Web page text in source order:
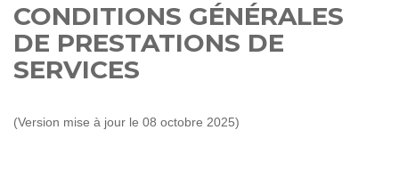
CONDITIONS GÉNÉRALES
DE PRESTATIONS DE
SERVICES
(Version mise à jour le 08 octobre 2025)